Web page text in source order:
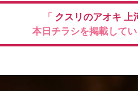
「 クスリのアオキ 上
本日チラシを掲載して